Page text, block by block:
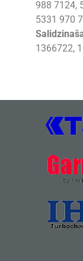
988 7124,
5331 970
1366722,